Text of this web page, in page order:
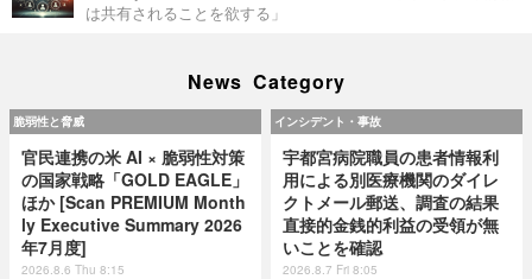
は共有されることを欲する」
News Category
脆弱性と脅威
官民連携の米 AI × 脆弱性対策
の国家戦略「GOLD EAGLE」
ほか [Scan PREMIUM Month
ly Executive Summary 2026
年7月度]
2026.8.6 Thu 8:15
インシデント・事故
宇都宮病院職員の患者情報利
用による別医療機関のダイレ
クトメール郵送、調査の結果
直接的金銭的利益の受領が無
いことを確認
2026.8.7 Fri 8:05